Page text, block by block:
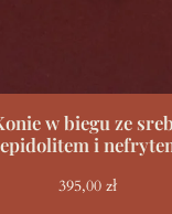
w biegu ze
i
395,00 zł